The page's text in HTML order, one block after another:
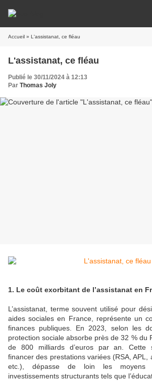
Accueil » L'assistanat, ce fléau
L'assistanat, ce fléau
Publié le 30/11/2024 à 12:13
Par Thomas Joly
1. Le coût exorbitant de l’assistanat en
L’assistanat, terme souvent utilisé pour
aides sociales en France, représente un
finances publiques. En 2023, selon les
protection sociale absorbe près de 32 % du
de 800 milliards d’euros par an. Cette
financer des prestations variées (RSA, APL,
etc.), dépasse de loin les moyens
investissements structurants tels que